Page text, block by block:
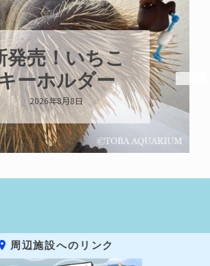
パラオオウム
ガイが交接して
います
2026年8月7日
周辺施設へのリンク